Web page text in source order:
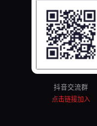
抖音交流群
点击链接加入